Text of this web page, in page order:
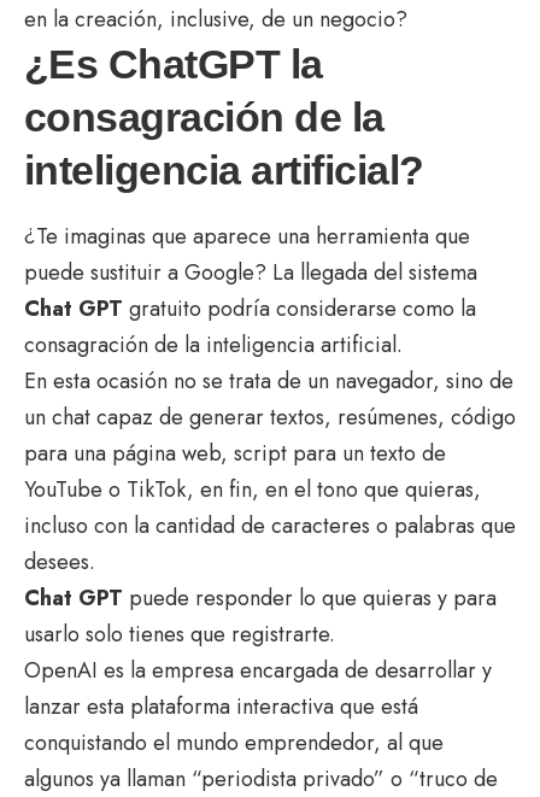
en la creación, inclusive, de un negocio?
¿Es ChatGPT la
consagración de la
inteligencia artificial?
¿Te imaginas que aparece una herramienta que
puede sustituir a Google? La llegada del sistema
Chat GPT gratuito podría considerarse como la
consagración de la inteligencia artificial.
En esta ocasión no se trata de un navegador, sino de
un chat capaz de generar textos, resúmenes, código
para una página web, script para un texto de
YouTube o TikTok, en fin, en el tono que quieras,
incluso con la cantidad de caracteres o palabras que
desees.
Chat GPT puede responder lo que quieras y para
usarlo solo tienes que registrarte.
OpenAI es la empresa encargada de desarrollar y
lanzar esta plataforma interactiva que está
conquistando el mundo emprendedor, al que
algunos ya llaman “periodista privado” o “truco de